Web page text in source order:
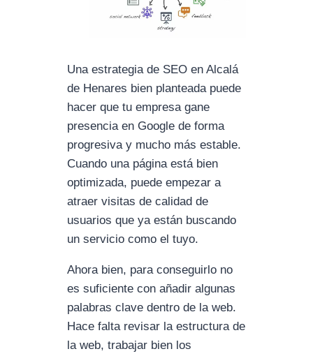
Una estrategia de SEO en Alcalá
de Henares bien planteada puede
hacer que tu empresa gane
presencia en Google de forma
progresiva y mucho más estable.
Cuando una página está bien
optimizada, puede empezar a
atraer visitas de calidad de
usuarios que ya están buscando
un servicio como el tuyo.
Ahora bien, para conseguirlo no
es suficiente con añadir algunas
palabras clave dentro de la web.
Hace falta revisar la estructura de
la web, trabajar bien los